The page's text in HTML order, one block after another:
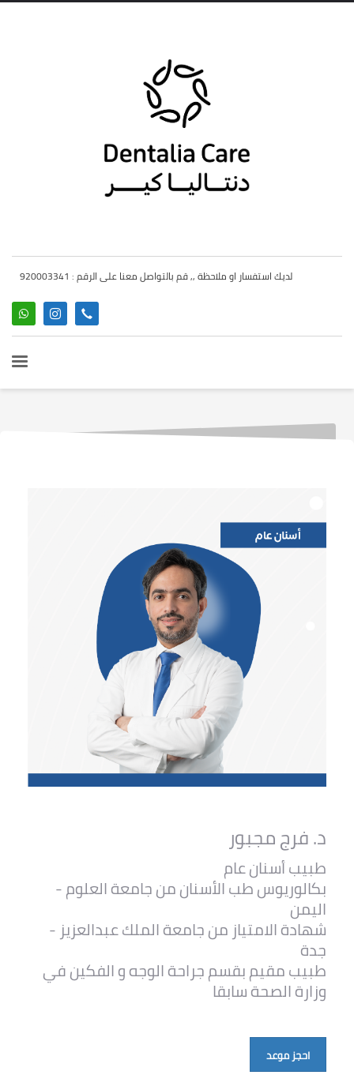
لديك استفسار او ملاحظة ,, قم بالتواصل معنا على الرقم : 920003341
د. فرج مجبور
طبيب أسنان عام
بكالوريوس طب الأسنان من جامعة العلوم -
اليمن
شهادة الامتياز من جامعة الملك عبدالعزيز -
جدة
طبيب مقيم بقسم جراحة الوجه و الفكين في
وزارة الصحة سابقا
احجز موعد